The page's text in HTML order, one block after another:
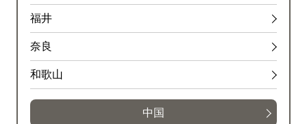
福井
奈良
和歌山
中国